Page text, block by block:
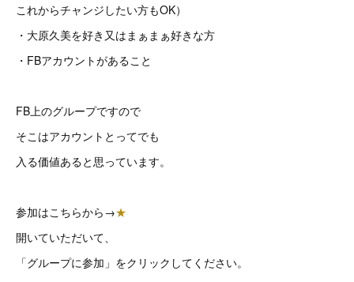
これからチャンジしたい方もOK）
・大原久美を好き又はまぁまぁ好きな方
・FBアカウントがあること
FB上のグループですので
そこはアカウントとってでも
入る価値あると思っています。
参加はこちらから→★
開いていただいて、
「グループに参加」をクリックしてください。